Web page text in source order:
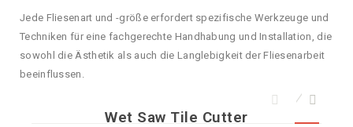
Jede Fliesenart und -größe erfordert spezifische Werkzeuge und
Techniken für eine fachgerechte Handhabung und Installation, die
sowohl die Ästhetik als auch die Langlebigkeit der Fliesenarbeit
beeinflussen.
Wet Saw Tile Cutter